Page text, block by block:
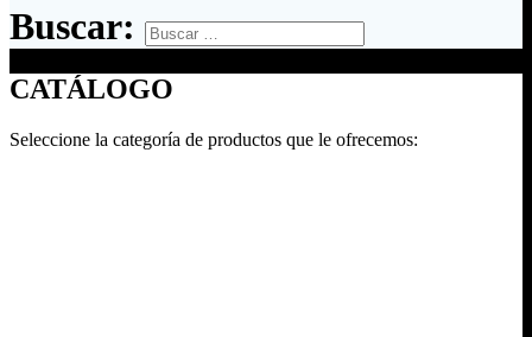
Buscar:
CATÁLOGO
Seleccione la categoría de productos que le ofrecemos: